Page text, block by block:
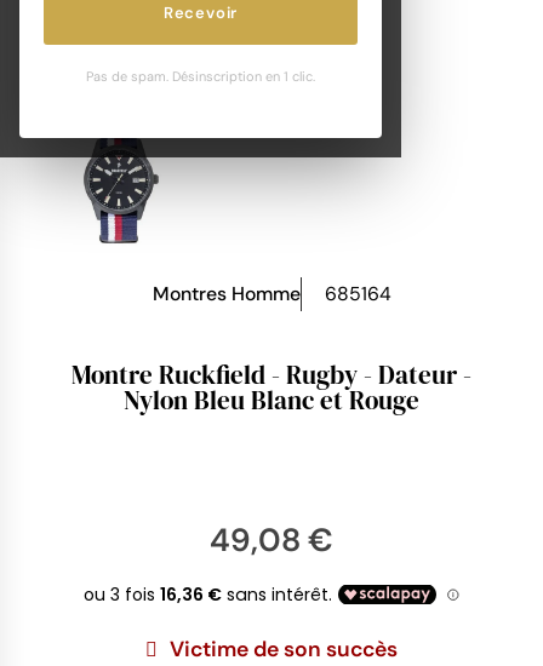
Recevoir
Pas de spam. Désinscription en 1 clic.
Montres Homme 685164
Montre Ruckfield - Rugby - Dateur -
Nylon Bleu Blanc et Rouge
49,08 €
Victime de son succès